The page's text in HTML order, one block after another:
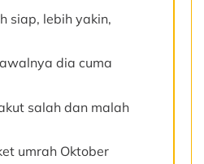
siap, lebih yakin,
dia cuma
salah dan malah
umrah Oktober